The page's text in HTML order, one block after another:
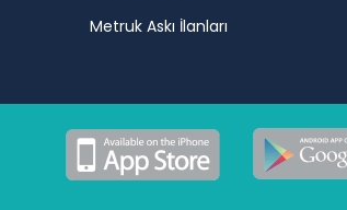
Metruk Askı İlanları